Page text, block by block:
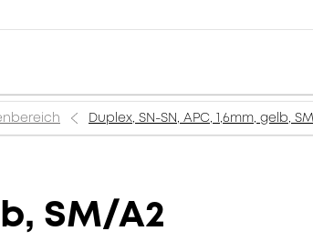
Duplex, SN-SN, APC, 1,6mm, gelb,
SM/A2